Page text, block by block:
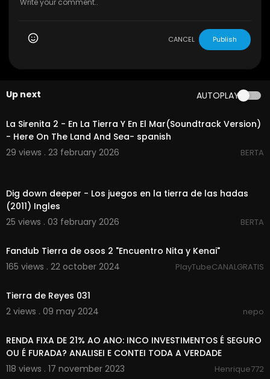
CANCEL Publish
Up next AUTOPLAY
00:01:44
La Sirenita 2 - En La Tierra Y En El Mar(Soundtrack Version)
- Here On The Land And Sea- spanish
29 views . 23 february 2026
BERTA
Dig down deeper - Los juegos en la tierra de las hadas
(2011) Ingles
25 views . 03 february 2026
BERTA
Fandub Tierra de osos 2 "Encuentro Nita y Kenai"
165 views . 22 october 2024
PlayTubeCANALGRATIS
Tierra de Reyes 031
2 views . 09 may 2024
nepo
RENDA FIXA DE 21% AO ANO: INCO INVESTIMENTOS É SEGURO
OU É FURADA? ANALISEI E CONTEI TODA A VERDADE
118 views . 17 november 2023
Henrique772